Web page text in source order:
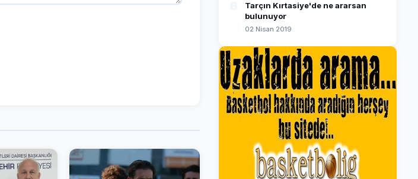
Tarçın Kırtasiye'de ne ararsan
bulunuyor
02 Nisan 2019